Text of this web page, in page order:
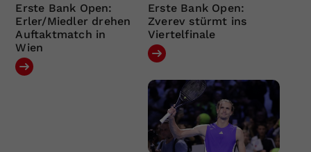
Erste Bank Open:
Erler/Miedler drehen
Auftaktmatch in
Wien
Erste Bank Open:
Zverev stürmt ins
Viertelfinale